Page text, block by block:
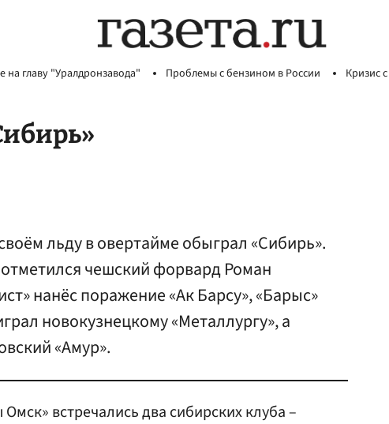
на главу "Уралдронзавода" Проблемы с бензином в России Кризис
льду в овертайме обыграл «Сибирь».
чешский форвард Роман
нанёс поражение «Ак Барсу», «Барыс»
новокузнецкому «Металлургу», а
«Амур».
встречались два сибирских клуба –